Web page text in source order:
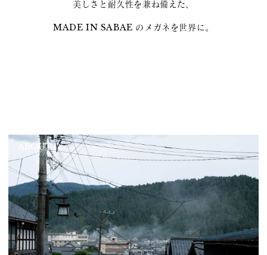
美しさと耐久性を兼ね備えた、
MADE IN SABAE のメガネを世界に。
ABOUT